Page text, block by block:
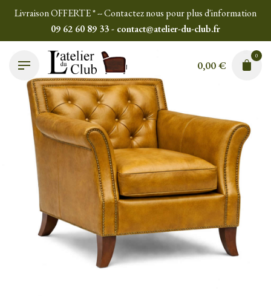
Livraison OFFERTE * -- Contactez nous pour plus d'information
09 62 60 89 33 - contact@atelier-du-club.fr
0,00€
0